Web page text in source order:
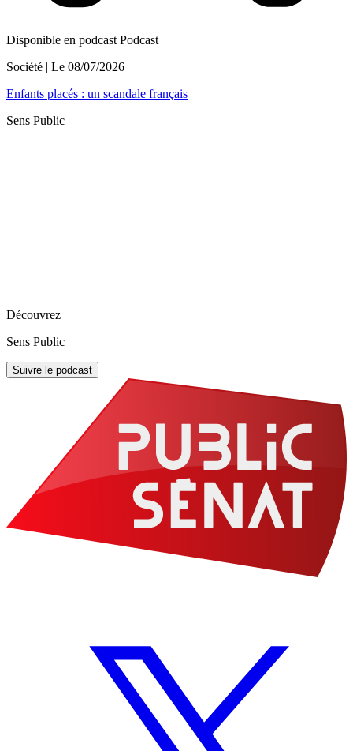
Disponible en podcast Podcast
Société | Le 08/07/2026
Enfants placés : un scandale français
Sens Public
Découvrez
Sens Public
Suivre le podcast